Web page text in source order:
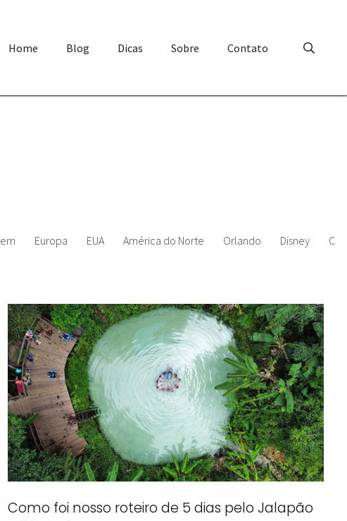
Home Blog Dicas Sobre Contato
Europa EUA América do Norte Orlando Disney
Como foi nosso roteiro de 5 dias pelo Jalapão